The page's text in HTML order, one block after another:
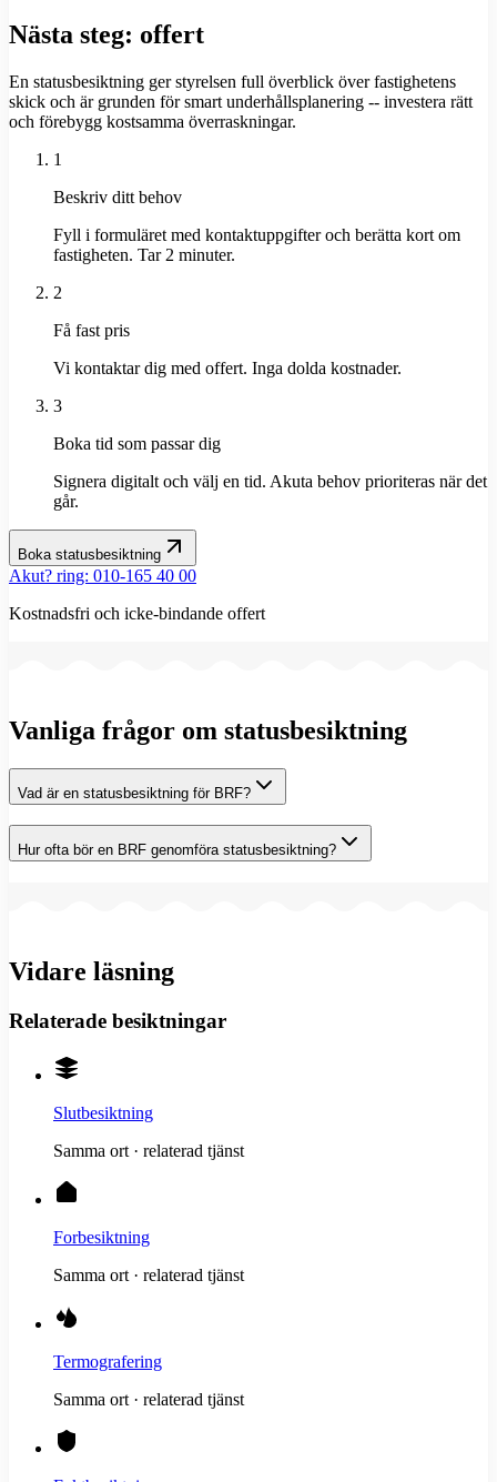
Nästa steg: offert
En statusbesiktning ger styrelsen full överblick över fastighetens
skick och är grunden för smart underhållsplanering -- investera rätt
och förebygg kostsamma överraskningar.
1
Beskriv ditt behov
Fyll i formuläret med kontaktuppgifter och berätta kort om
fastigheten. Tar 2 minuter.
2
Få fast pris
Vi kontaktar dig med offert. Inga dolda kostnader.
3
Boka tid som passar dig
Signera digitalt och välj en tid. Akuta behov prioriteras när det
går.
Boka statusbesiktning
Akut? ring: 010-165 40 00
Kostnadsfri och icke-bindande offert
Vanliga frågor om statusbesiktning
Vad är en statusbesiktning för BRF?
Hur ofta bör en BRF genomföra statusbesiktning?
Vidare läsning
Relaterade besiktningar
Slutbesiktning
Samma ort · relaterad tjänst
Forbesiktning
Samma ort · relaterad tjänst
Termografering
Samma ort · relaterad tjänst